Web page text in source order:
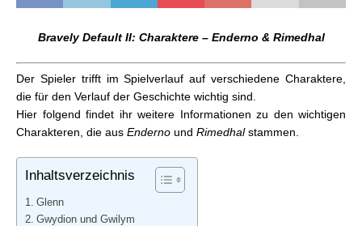
Bravely Default II: Charaktere – Enderno & Rimedhal
Der Spieler trifft im Spielverlauf auf verschiedene Charaktere,
die für den Verlauf der Geschichte wichtig sind.
Hier folgend findet ihr weitere Informationen zu den wichtigen
Charakteren, die aus Enderno und Rimedhalstammen.
Inhaltsverzeichnis
Glenn
Gwydion und Gwilym